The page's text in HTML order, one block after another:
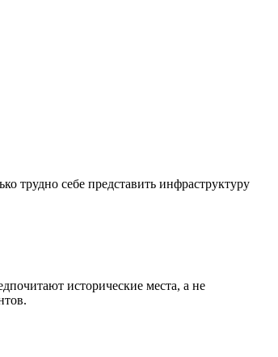
трудно себе представить инфраструктуру
исторические места, а не